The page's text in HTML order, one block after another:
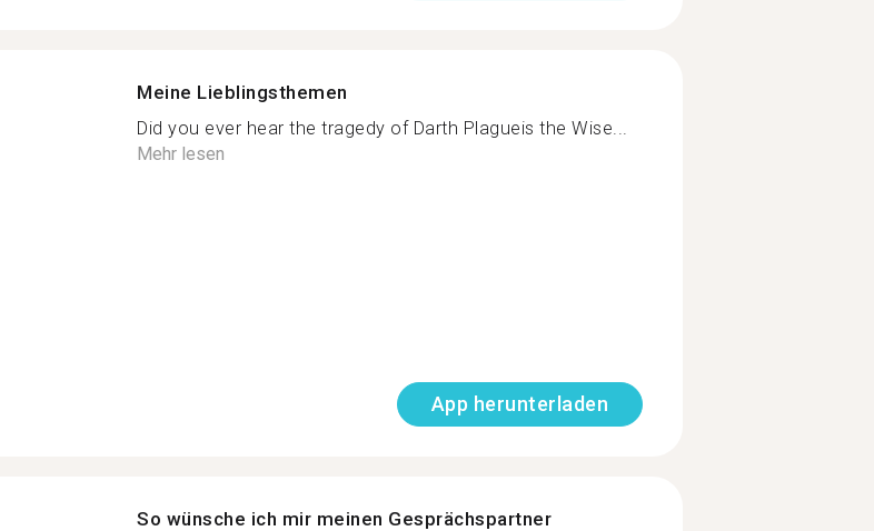
Meine Lieblingsthemen
Did you ever hear the tragedy of Darth Plagueis the Wise...
Mehr lesen
App herunterladen
So wünsche ich mir meinen Gesprächspartner